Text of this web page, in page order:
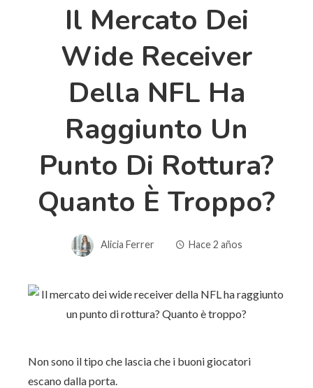
Il Mercato Dei
Wide Receiver
Della NFL Ha
Raggiunto Un
Punto Di Rottura?
Quanto È Troppo?
Alicia Ferrer Hace 2 años
Non sono il tipo che lascia che i buoni giocatori
escano dalla porta.